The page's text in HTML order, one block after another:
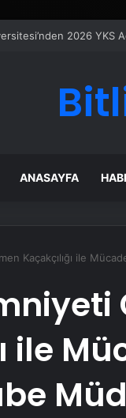
2026 YKS
ANASAYFA
Kaçakçılığı ile
ile